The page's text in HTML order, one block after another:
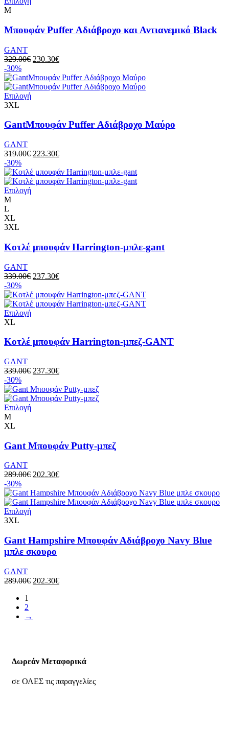
M
Μπουφάν Puffer Αδιάβροχο και Αντιανεμικό Black
GANT
329.00€ 230.30€
-30%
Επιλογή
3XL
GantΜπουφάν Puffer Αδιάβροχο Μαύρο
GANT
319.00€ 223.30€
-30%
Επιλογή
M
L
XL
3XL
Κοτλέ μπουφάν Harrington-μπλε-gant
GANT
339.00€ 237.30€
-30%
Επιλογή
XL
Κοτλέ μπουφάν Harrington-μπεζ-GANT
GANT
339.00€ 237.30€
-30%
Επιλογή
M
XL
Gant Μπουφάν Putty-μπεζ
GANT
289.00€ 202.30€
-30%
Επιλογή
3XL
Gant Hampshire Μπουφάν Αδιάβροχο Navy Blue
μπλε σκουρο
GANT
289.00€ 202.30€
1
2
→
Δωρεάν Μεταφορικά
σε ΟΛΕΣ τις παραγγελίες